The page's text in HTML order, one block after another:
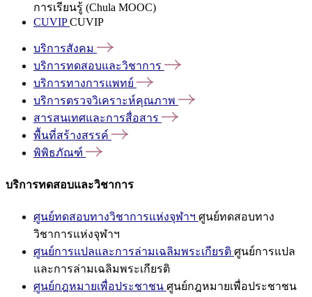
การเรียนรู้ (Chula MOOC)
CUVIPCUVIP
บริการสังคม
บริการทดสอบและวิชาการ
บริการทางการแพทย์
บริการตรวจวิเคราะห์คุณภาพ
สารสนเทศและการสื่อสาร
พื้นที่สร้างสรรค์
พิพิธภัณฑ์
บริการทดสอบและวิชาการ
ศูนย์ทดสอบทางวิชาการแห่งจุฬาฯ ศูนย์ทดสอบทาง
วิชาการแห่งจุฬาฯ
ศูนย์การแปลและการล่ามเฉลิมพระเกียรติ ศูนย์การแปล
และการล่ามเฉลิมพระเกียรติ
ศูนย์กฎหมายเพื่อประชาชน ศูนย์กฎหมายเพื่อประชาชน